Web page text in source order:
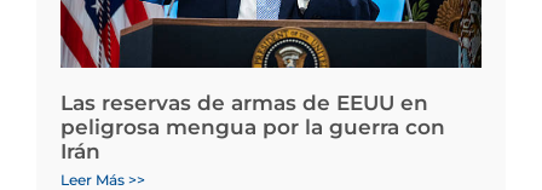
Las reservas de armas de EEUU en
peligrosa mengua por la guerra con
Irán
Leer Más >>